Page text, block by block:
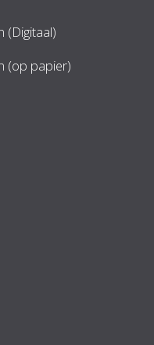
(Digitaal)
(op papier)